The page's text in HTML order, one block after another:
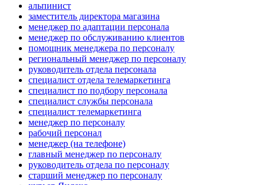
альпинист
заместитель директора магазина
менеджер по адаптации персонала
менеджер по обслуживанию клиентов
помощник менеджера по персоналу
региональный менеджер по персоналу
руководитель отдела персонала
специалист отдела телемаркетинга
специалист по подбору персонала
специалист службы персонала
специалист телемаркетинга
менеджер по персоналу
рабочий персонал
менеджер (на телефоне)
главный менеджер по персоналу
руководитель отдела по персоналу
старший менеджер по персоналу